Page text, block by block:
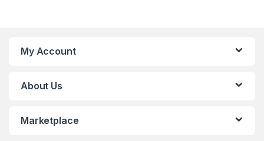
My Account
About Us
Marketplace